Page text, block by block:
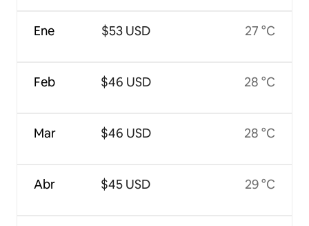
Ene
Feb
Mar
Abr
$53 USD
$46 USD
$46 USD
$45 USD
27 °C
28 °C
28 °C
29 °C